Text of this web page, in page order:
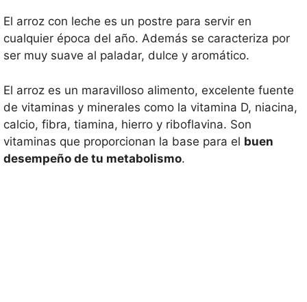
El arroz con leche es un postre para servir en
cualquier época del año. Además se caracteriza por
ser muy suave al paladar, dulce y aromático.
El arroz es un maravilloso alimento, excelente fuente
de vitaminas y minerales como la vitamina D, niacina,
calcio, fibra, tiamina, hierro y riboflavina. Son
vitaminas que proporcionan la base para el buen
desempeño de tu metabolismo.